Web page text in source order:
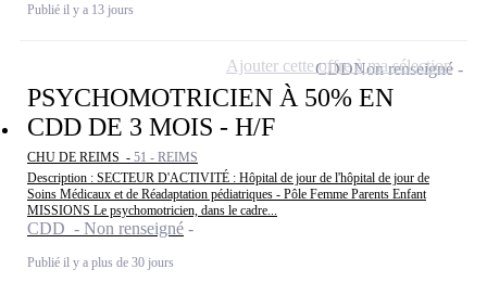
Publié il y a 13 jours
PSYCHOMOTRICIEN À 50% EN
CDD DE 3 MOIS - H/F
CHU DE REIMS - 51 - REIMS
Description : SECTEUR D'ACTIVITÉ : Hôpital de jour de l'hôpital de jour de
Soins Médicaux et de Réadaptation pédiatriques - Pôle Femme Parents Enfant
MISSIONS Le psychomotricien, dans le cadre...
CDD - Non renseigné
Publié il y a plus de 30 jours
CDDNon renseigné
Ajouter cette offre à ma sélection